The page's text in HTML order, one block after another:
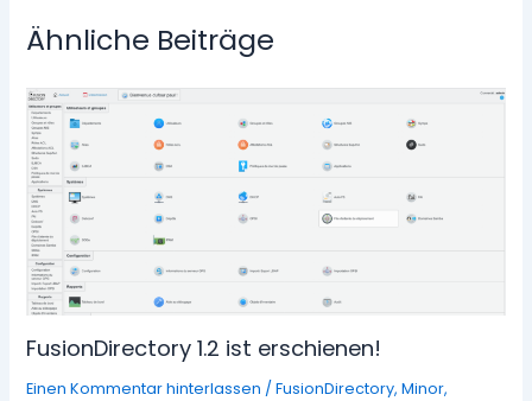
Ähnliche Beiträge
FusionDirectory 1.2 ist erschienen!
Einen Kommentar hinterlassen /FusionDirectory,Minor,